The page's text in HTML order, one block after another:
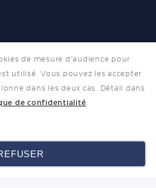
de mesure d’audience pour
utilisé. Vous pouvez les accepter
dans les deux cas. Détail dans
de confidentialité.
est membre de